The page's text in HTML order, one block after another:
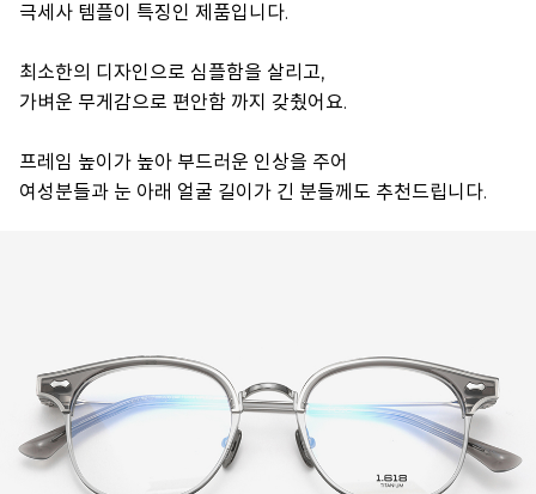
극세사 템플이 특징인 제품입니다.
최소한의 디자인으로 심플함을 살리고,
가벼운 무게감으로 편안함 까지 갖췄어요.
프레임 높이가 높아 부드러운 인상을 주어
여성분들과 눈 아래 얼굴 길이가 긴 분들께도 추천드립니다.